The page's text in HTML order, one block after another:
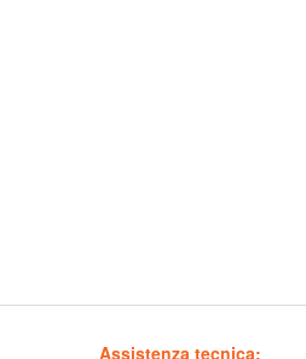
Assistenza tecnica: